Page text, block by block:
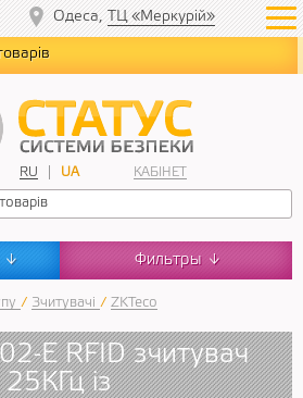
RU UA КАБІНЕТ
Одеса, ТЦ «Меркурій»
↓ Фильтры ↓
/ Зчитувачі / ZKTeco
E RFID зчитувач
із